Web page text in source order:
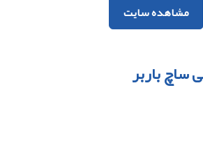
مشاهده سایت
باربر